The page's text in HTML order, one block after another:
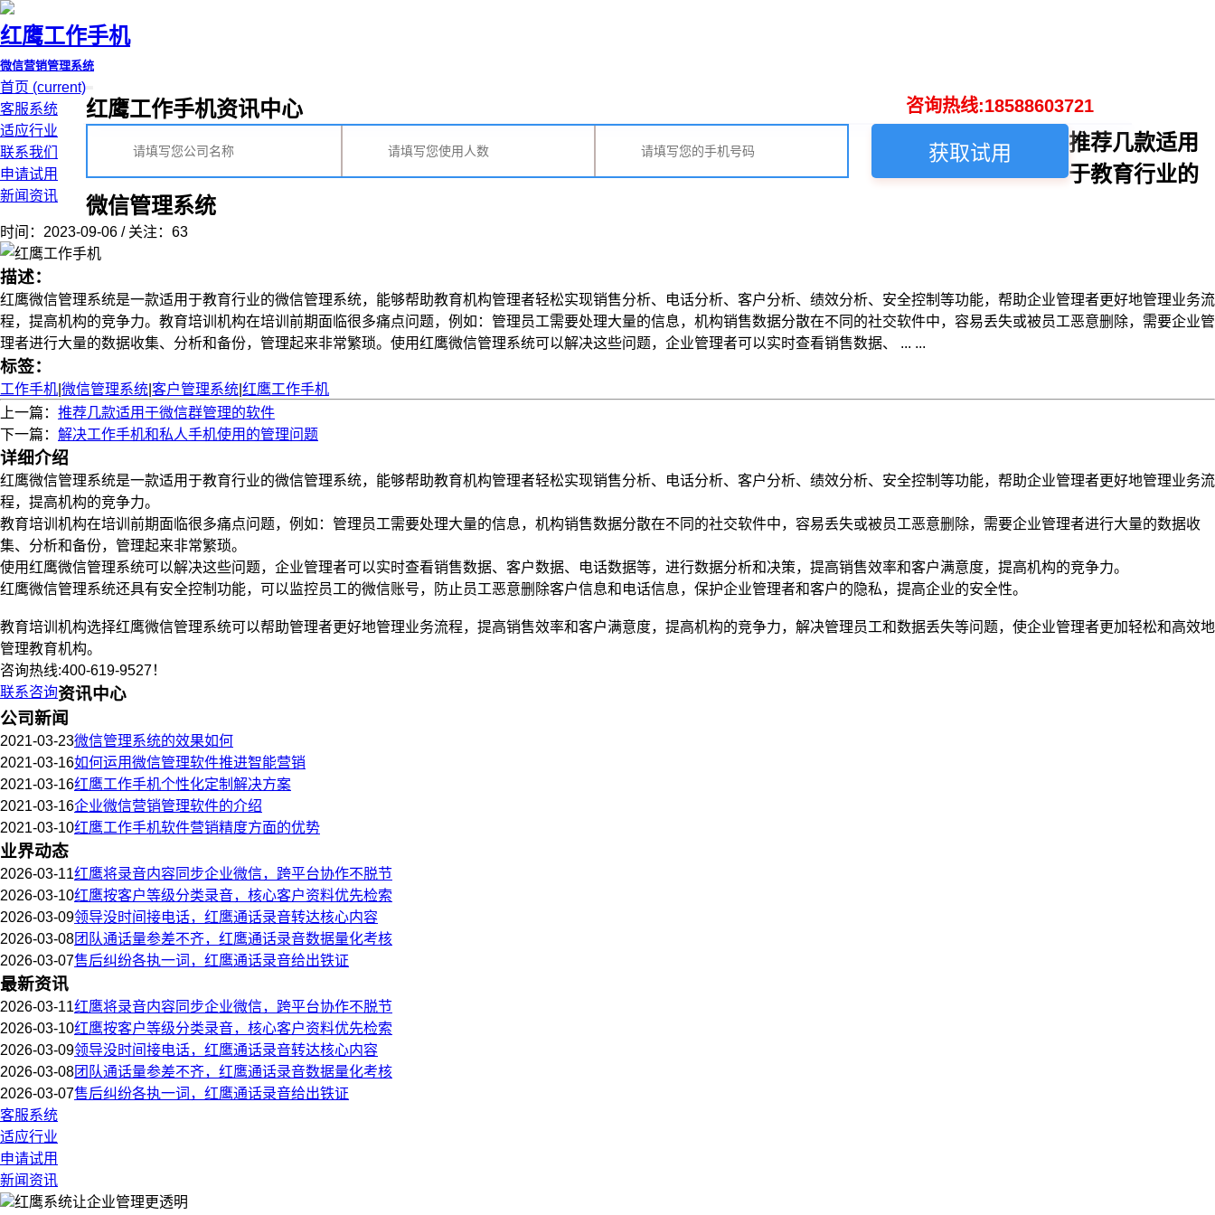
红鹰工作手机
微信营销管理系统
首页 (current)
客服系统
适应行业
联系我们
申请试用
新闻资讯
咨询热线:18588603721
红鹰工作手机资讯中心
获取试用
推荐几款适用
于教育行业的
微信管理系统
时间：2023-09-06 / 关注：63
描述：
红鹰微信管理系统是一款适用于教育行业的微信管理系统，能够帮助教育机构管理者轻松实现销售分析、电话分析、客户分析、绩效分析、安全控制等功能，帮助企业管理者更好地管理业务流
程，提高机构的竞争力。教育培训机构在培训前期面临很多痛点问题，例如：管理员工需要处理大量的信息，机构销售数据分散在不同的社交软件中，容易丢失或被员工恶意删除，需要企业管
理者进行大量的数据收集、分析和备份，管理起来非常繁琐。使用红鹰微信管理系统可以解决这些问题，企业管理者可以实时查看销售数据、 ... ...
标签：
工作手机 微信管理系统 客户管理系统 红鹰工作手机
上一篇： 推荐几款适用于微信群管理的软件
下一篇： 解决工作手机和私人手机使用的管理问题
详细介绍
红鹰微信管理系统是一款适用于教育行业的微信管理系统，能够帮助教育机构管理者轻松实现销售分析、电话分析、客户分析、绩效分析、安全控制等功能，帮助企业管理者更好地管理业务流
程，提高机构的竞争力。
教育培训机构在培训前期面临很多痛点问题，例如：管理员工需要处理大量的信息，机构销售数据分散在不同的社交软件中，容易丢失或被员工恶意删除，需要企业管理者进行大量的数据收
集、分析和备份，管理起来非常繁琐。
使用红鹰微信管理系统可以解决这些问题，企业管理者可以实时查看销售数据、客户数据、电话数据等，进行数据分析和决策，提高销售效率和客户满意度，提高机构的竞争力。
红鹰微信管理系统还具有安全控制功能，可以监控员工的微信账号，防止员工恶意删除客户信息和电话信息，保护企业管理者和客户的隐私，提高企业的安全性。
教育培训机构选择红鹰微信管理系统可以帮助管理者更好地管理业务流程，提高销售效率和客户满意度，提高机构的竞争力，解决管理员工和数据丢失等问题，使企业管理者更加轻松和高效地
管理教育机构。
咨询热线:400-619-9527！
联系咨询资讯中心
公司新闻
2021-03-23微信管理系统的效果如何
2021-03-16如何运用微信管理软件推进智能营销
2021-03-16红鹰工作手机个性化定制解决方案
2021-03-16企业微信营销管理软件的介绍
2021-03-10红鹰工作手机软件营销精度方面的优势
业界动态
2026-03-11红鹰将录音内容同步企业微信，跨平台协作不脱节
2026-03-10红鹰按客户等级分类录音，核心客户资料优先检索
2026-03-09领导没时间接电话，红鹰通话录音转达核心内容
2026-03-08团队通话量参差不齐，红鹰通话录音数据量化考核
2026-03-07售后纠纷各执一词，红鹰通话录音给出铁证
最新资讯
2026-03-11红鹰将录音内容同步企业微信，跨平台协作不脱节
2026-03-10红鹰按客户等级分类录音，核心客户资料优先检索
2026-03-09领导没时间接电话，红鹰通话录音转达核心内容
2026-03-08团队通话量参差不齐，红鹰通话录音数据量化考核
2026-03-07售后纠纷各执一词，红鹰通话录音给出铁证
客服系统
适应行业
申请试用
新闻资讯
红鹰系统让企业管理更透明